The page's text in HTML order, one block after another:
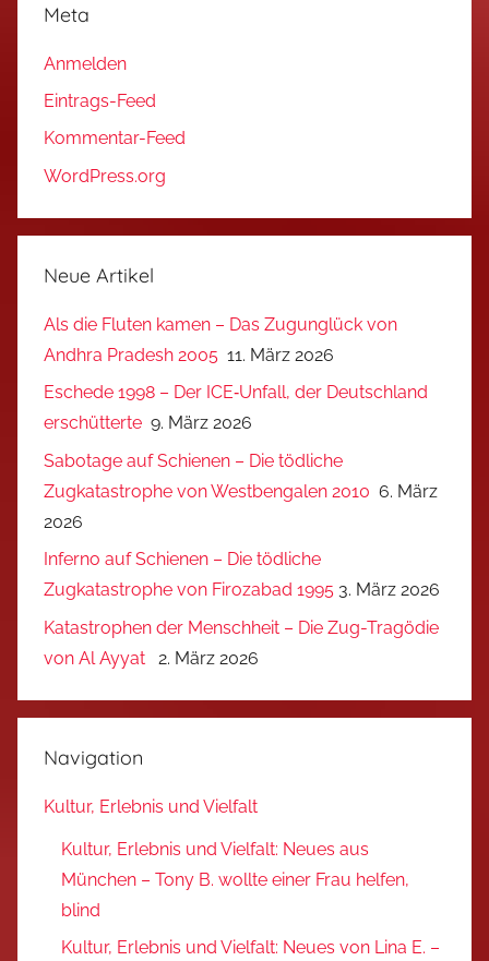
Meta
Anmelden
Eintrags-Feed
Kommentar-Feed
WordPress.org
Neue Artikel
Als die Fluten kamen – Das Zugunglück von
Andhra Pradesh 2005 11. März 2026
Eschede 1998 – Der ICE‑Unfall, der Deutschland
erschütterte 9. März 2026
Sabotage auf Schienen – Die tödliche
Zugkatastrophe von Westbengalen 2010 6. März
2026
Inferno auf Schienen – Die tödliche
Zugkatastrophe von Firozabad 1995 3. März 2026
Katastrophen der Menschheit – Die Zug-Tragödie
von Al Ayyat
2. März 2026
Navigation
Kultur, Erlebnis und Vielfalt
Kultur, Erlebnis und Vielfalt: Neues aus
München – Tony B. wollte einer Frau helfen,
blind
Kultur, Erlebnis und Vielfalt: Neues von Lina E. –